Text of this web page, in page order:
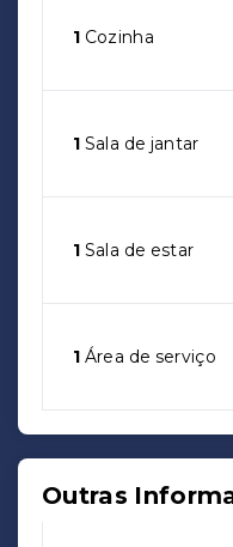
1 Cozinha
1 Sala de jantar
1 Sala de estar
1 Área de serviço
Outras